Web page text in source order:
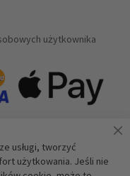
użytkownika
usługi, tworzyć
użytkowania. Jeśli nie